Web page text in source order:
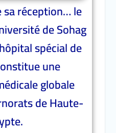
sa réception… le
de Sohag
spécial de
une
globale
de Haute-